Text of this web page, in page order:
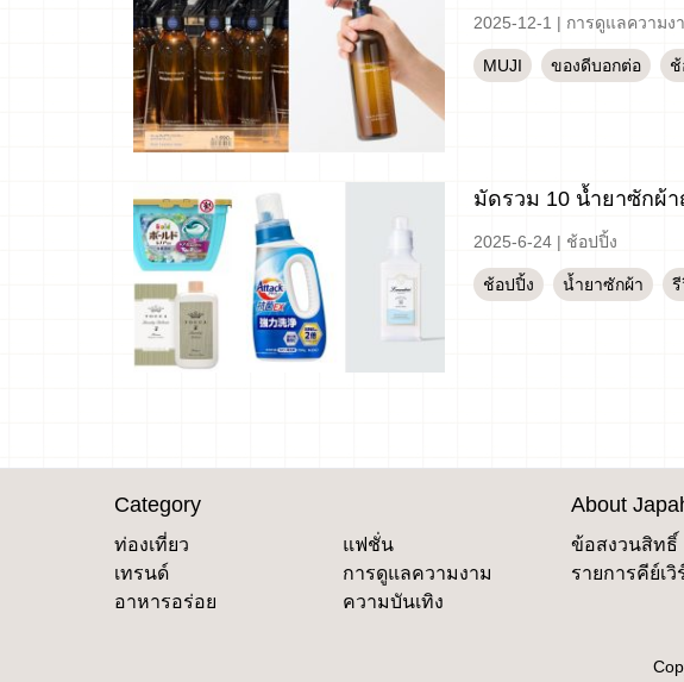
2025-12-1 | การดูแลความง
MUJI ของดีบอกต่อ ช้
มัดรวม 10 น้ำยาซักผ้
2025-6-24 | ช้อปปิ้ง
ช้อปปิ้ง น้ำยาซักผ้า
Category
ท่องเที่ยว
แฟชั่น
เทรนด์
การดูแลความงาม
อาหารอร่อย
ความบันเทิง
About
ข้อสงวนสิทธิ์
รายการคีย์เวิ